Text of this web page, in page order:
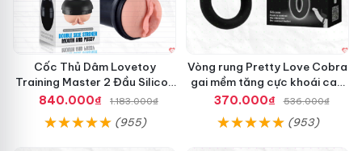
Cốc Thủ Dâm Lovetoy
Training Master 2 Đầu Silicon
Mềm Mại Tiện Lợi
840.000₫ 1.183.000₫
(955)
Vòng rung Pretty Love Cobra
gai mềm tăng cực khoái cao
cấp chính hãng
370.000₫ 536.000₫
(953)